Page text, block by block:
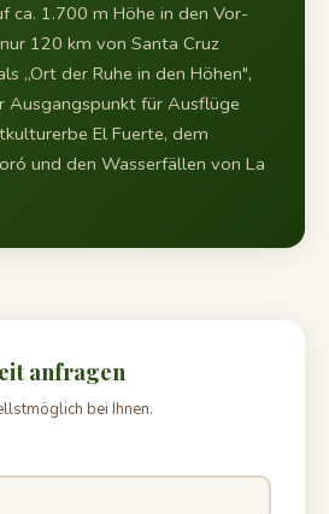
ca. 1.700 m Höhe in den Vor-
120 km von Santa Cruz
„Ort der Ruhe in den Höhen",
Ausgangspunkt für Ausflüge
El Fuerte, dem
und den Wasserfällen von La
anfragen
bei Ihnen.